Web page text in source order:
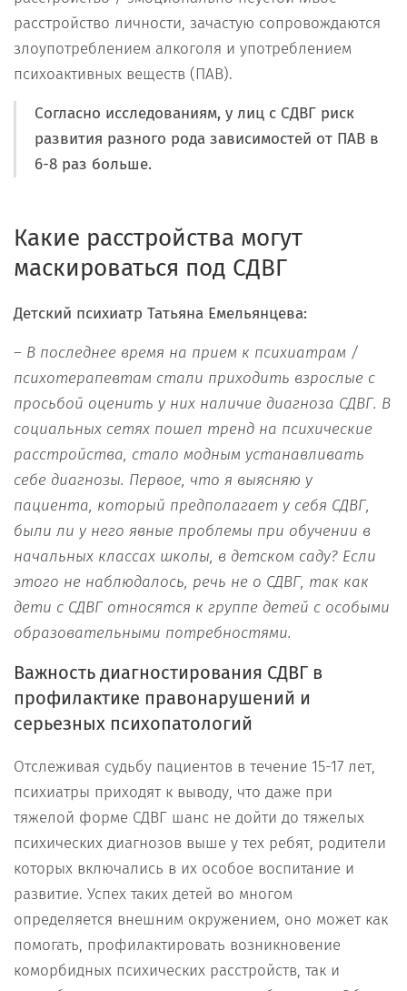
расстройство личности, зачастую сопровождаются
злоупотреблением алкоголя и употреблением
психоактивных веществ (ПАВ).
Согласно исследованиям, у лиц с СДВГ риск
развития разного рода зависимостей от ПАВ в
6-8 раз больше.
Какие расстройства могут
маскироваться под СДВГ
Детский психиатр Татьяна Емельянцева:
– В последнее время на прием к психиатрам /
психотерапевтам стали приходить взрослые с
просьбой оценить у них наличие диагноза СДВГ. В
социальных сетях пошел тренд на психические
расстройства, стало модным устанавливать
себе диагнозы. Первое, что я выясняю у
пациента, который предполагает у себя СДВГ,
были ли у него явные проблемы при обучении в
начальных классах школы, в детском саду? Если
этого не наблюдалось, речь не о СДВГ, так как
дети с СДВГ относятся к группе детей с особыми
образовательными потребностями.
Важность диагностирования СДВГ в
профилактике правонарушений и
серьезных психопатологий
Отслеживая судьбу пациентов в течение 15-17 лет,
психиатры приходят к выводу, что даже при
тяжелой форме СДВГ шанс не дойти до тяжелых
психических диагнозов выше у тех ребят, родители
которых включались в их особое воспитание и
развитие. Успех таких детей во многом
определяется внешним окружением, оно может как
помогать, профилактировать возникновение
коморбидных психических расстройств, так и